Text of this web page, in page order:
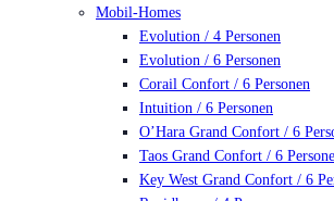
Mobil-Homes
Evolution / 4 Personen
Evolution / 6 Personen
Corail Confort / 6 Personen
Intuition / 6 Personen
O’Hara Grand Confort / 6
Taos Grand Confort / 6
Key West Grand Confort / 6